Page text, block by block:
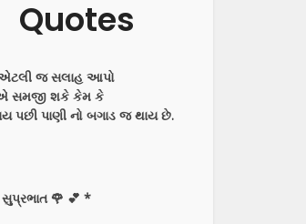
Quotes
જ સલાહ આપો
સમજી શકે કેમ કે
પછી પાણી નો બગાડ જ થાય છે.
🌹 💕 *